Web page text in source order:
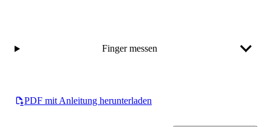
Finger messen
PDF mit Anleitung herunterladen